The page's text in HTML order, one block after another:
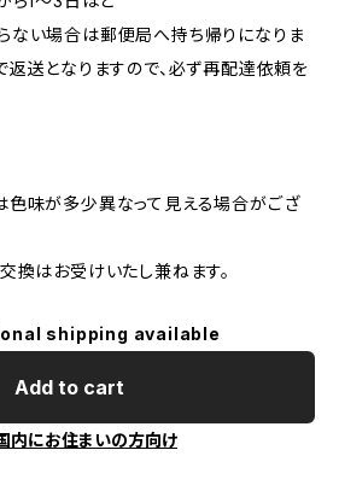
ない場合は郵便局へ持ち帰りになりま
返送となりますので、必ず再配達依頼を
色味が多少異なって見える場合がござ
換はお受けいたし兼ねます。
shipping available
Add to cart
内にお住まいの方向け